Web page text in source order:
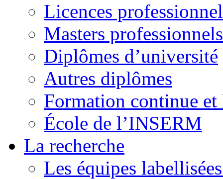
Licences
Masters
Diplômes d’université
Autres diplômes
Formation continue et
École de l’INSERM
La recherche
Les équipes